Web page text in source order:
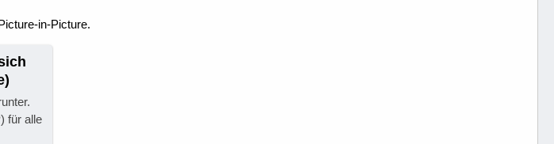
in-Picture.
für alle